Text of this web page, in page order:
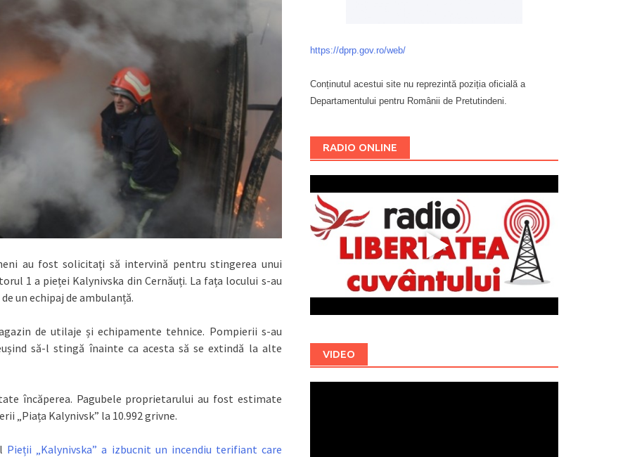
au fost solicitaţi să intervină pentru stingerea unui
1 a pieței Kalynivska din Cernăuți. La fața locului s-au
un echipaj de ambulanță.
de utilaje și echipamente tehnice. Pompierii s-au
să-l stingă înainte ca acesta să se extindă la alte
încăperea. Pagubele proprietarului au fost estimate
„Piața Kalynivsk” la 10.992 grivne.
Pieții „Kalynivska” a izbucnit un incendiu terifiant care
https://dprp.gov.ro/web/
Conținutul acestui site nu reprezintă poziția oficială a
Departamentului pentru Românii de Pretutindeni.
RADIO ONLINE
VIDEO